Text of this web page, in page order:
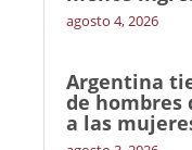
agosto 4, 2026
Argentina
de hombres
a las